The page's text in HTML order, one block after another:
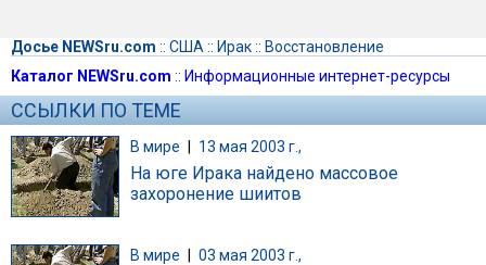
Досье NEWSru.com :: США :: Ирак:: Восстановление
Каталог NEWSru.com :: Информационные интернет-ресурсы
ССЫЛКИ ПО ТЕМЕ
В мире | 13 мая 2003 г.,
На юге Ирака найдено массовое
захоронение шиитов
В мире 03 мая 2003 г.,